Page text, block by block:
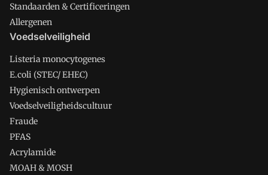
Standaarden & Certificeringen
Allergenen
Voedselveiligheid
Listeria monocytogenes
E.coli (STEC/ EHEC)
Hygienisch ontwerpen
Voedselveiligheidscultuur
Fraude
PFAS
Acrylamide
MOAH & MOSH